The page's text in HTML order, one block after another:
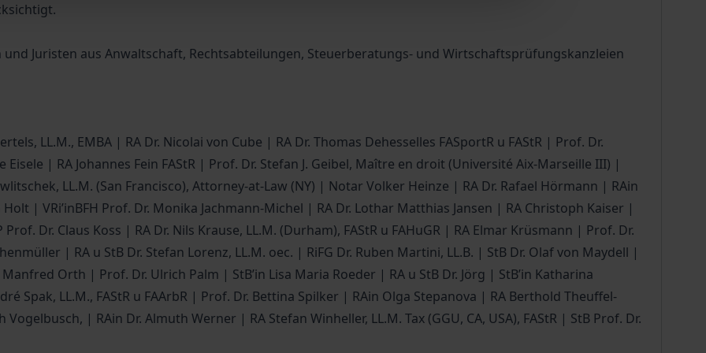
Juristen aus Anwaltschaft, Rechtsabteilungen, Steuerberatungs- und Wirtschaftsprüfungskanzleien
LL.M., EMBA | RA Dr. Nicolai von Cube | RA Dr. Thomas Dehesselles FASportR u FAStR | Prof. Dr.
| RA Johannes Fein FAStR | Prof. Dr. Stefan J. Geibel, Maître en droit (Université Aix-Marseille III) |
LL.M. (San Francisco), Attorney-at-Law (NY) | Notar Volker Heinze | RA Dr. Rafael Hörmann | RAin
Holt | VRi’inBFH Prof. Dr. Monika Jachmann-Michel | RA Dr. Lothar Matthias Jansen | RA Christoph Kaiser |
Dr. Claus Koss | RA Dr. Nils Krause, LL.M. (Durham), FAStR u FAHuGR | RA Elmar Krüsmann | Prof. Dr.
| RA u StB Dr. Stefan Lorenz, LL.M. oec. | RiFG Dr. Ruben Martini, LL.B. | StB Dr. Olaf von Maydell |
Orth | Prof. Dr. Ulrich Palm | StB’in Lisa Maria Roeder | RA u StB Dr. Jörg | StB’in Katharina
Spak, LL.M., FAStR u FAArbR | Prof. Dr. Bettina Spilker | RAin Olga Stepanova | RA Berthold Theuffel-
| RAin Dr. Almuth Werner | RA Stefan Winheller, LL.M. Tax (GGU, CA, USA), FAStR | StB Prof. Dr.